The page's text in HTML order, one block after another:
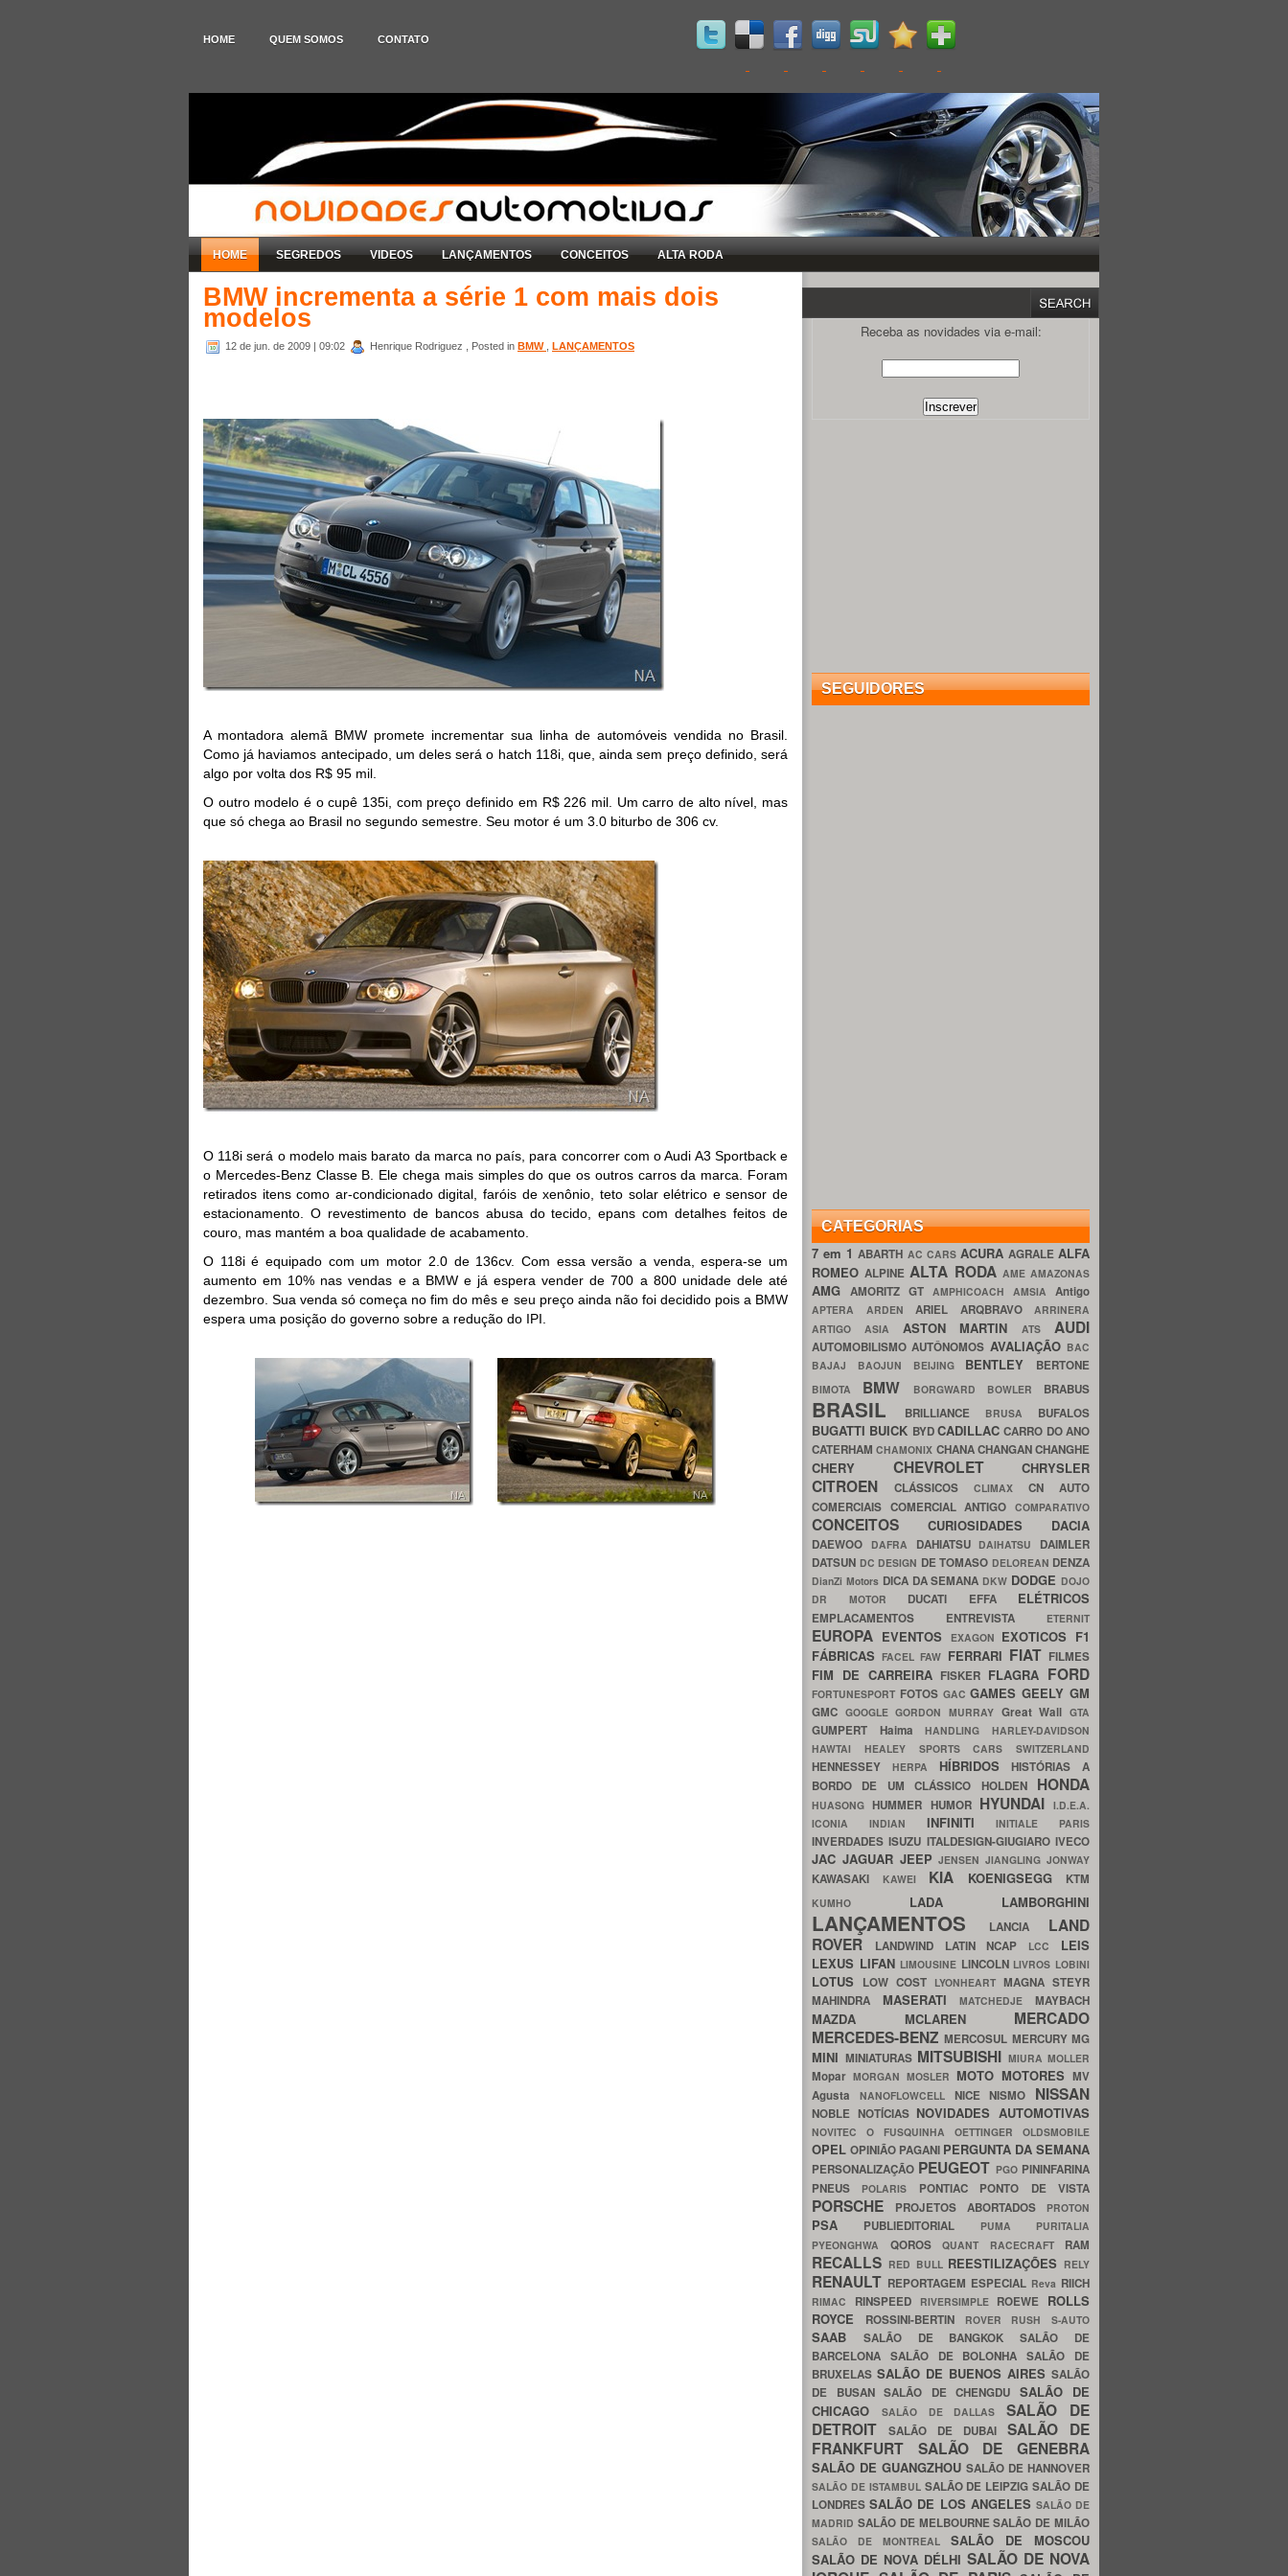
HOME QUEM SOMOS CONTATO
HOME SEGREDOS VIDEOS LANÇAMENTOS CONCEITOS ALTA RODA
BMW incrementa a série 1 com mais dois
modelos
12 de jun. de 2009 | 09:02 Henrique Rodriguez , Posted in BMW LANÇAMENTOS
A montadora alemã BMW promete incrementar sua linha de automóveis vendida no Brasil.
Como já haviamos antecipado, um deles será o hatch 118i, que, ainda sem preço definido, será
algo por volta dos R$ 95 mil.
O outro modelo é o cupê 135i, com preço definido em R$ 226 mil. Um carro de alto nível, mas
que só chega ao Brasil no segundo semestre. Seu motor é um 3.0 biturbo de 306 cv.
O 118i será o modelo mais barato da marca no país, para concorrer com o Audi A3 Sportback e
o Mercedes-Benz Classe B. Ele chega mais simples do que os outros carros da marca. Foram
retirados itens como ar-condicionado digital, faróis de xenônio, teto solar elétrico e sensor de
estacionamento. O revestimento de bancos abusa do tecido, epans com detalhes feitos de
couro, mas mantém a boa qualidade de acabamento.
O 118i é equipado com um motor 2.0 de 136cv. Com essa versão a venda, espera-se um
aumento em 10% nas vendas e a BMW e já espera vender de 700 a 800 unidade dele até
dezembro. Sua venda só começa no fim do mês e seu preço ainda não foi decidido pois a BMW
espera uma posição do governo sobre a redução do IPI.
Receba as novidades via e-mail:
SEGUIDORES
CATEGORIAS
7 em 1ABARTH AC CARS ACURA AGRALE ALFA
ROMEOALPINEALTA RODA AME AMAZONAS
AMG AMORITZ GT AMPHICOACH AMSIA Antigo
APTERA ARDEN ARIEL ARQBRAVO ARRINERA
ARTIGO ASIA ASTON MARTINATS AUDI
AUTOMOBILISMOAUTÔNOMOS AVALIAÇÃO BAC
BAJAJ BAOJUN BEIJING BENTLEY BERTONE
BIMOTA BMW BORGWARD BOWLER BRABUS
BRASIL BRILLIANCE BRUSA BUFALOS
BUGATTI BUICK BYDCADILLACCARRO DO ANO
CATERHAMCHAMONIX CHANACHANGANCHANGHE
CHERY CHEVROLET CHRYSLER
CITROEN CLÁSSICOS CLIMAX CN AUTO
COMERCIAIS COMERCIAL ANTIGOCOMPARATIVO
CONCEITOS CURIOSIDADES DACIA
DAEWOO DAFRA DAHIATSU DAIHATSU DAIMLER
DATSUN DC DESIGN DE TOMASO DELOREAN DENZA
DianZi Motors DICA DA SEMANA DKW DODGE DOJO
DR MOTOR DUCATI EFFA ELÉTRICOS
EMPLACAMENTOS ENTREVISTA ETERNIT
EUROPA EVENTOS EXAGON EXOTICOS F1
FÁBRICASFACELFAW FERRARI FIAT FILMES
FIM DE CARREIRA FISKER FLAGRA FORD
FORTUNESPORT FOTOS GACGAMESGEELYGM
GMC GOOGLEGORDON MURRAY Great WallGTA
GUMPERT HaimaHANDLINGHARLEY-DAVIDSON
HAWTAI HEALEY SPORTS CARS SWITZERLAND
HENNESSEY HERPA HÍBRIDOSHISTÓRIAS A
BORDO DE UM CLÁSSICO HOLDEN HONDA
HUASONGHUMMER HUMOR HYUNDAI I.D.E.A.
ICONIA INDIAN INFINITIINITIALE PARIS
INVERDADESISUZU ITALDESIGN-GIUGIAROIVECO
JAC JAGUAR JEEPJENSENJIANGLINGJONWAY
KAWASAKI KAWEI KIA KOENIGSEGG KTM
KUMHO LADA LAMBORGHINI
LANÇAMENTOS LANCIA LAND
ROVER
LANDWIND LATIN NCAP LCC LEIS
LEXUS LIFAN LIMOUSINE LINCOLN LIVROS LOBINI
LOTUS LOW COST LYONHEART MAGNA STEYR
MAHINDRA MASERATIMATCHEDJEMAYBACH
MAZDA MCLAREN MERCADO
MERCEDES-BENZMERCOSUL MERCURYMG
MINI MINIATURAS MITSUBISHI MIURA MOLLER
Mopar MORGAN MOSLER MOTO MOTORES MV
Agusta NANOFLOWCELL NICENISMO NISSAN
NOBLE NOTÍCIAS NOVIDADES AUTOMOTIVAS
NOVITEC O FUSQUINHA OETTINGER OLDSMOBILE
OPEL OPINIÃO PAGANI PERGUNTA DA SEMANA
PERSONALIZAÇÃO PEUGEOT PGO PININFARINA
PNEUS
POLARIS PONTIAC PONTO DE VISTA
PORSCHE PROJETOS ABORTADOS PROTON
PSA PUBLIEDITORIAL PUMA PURITALIA
PYEONGHWA QOROS QUANT RACECRAFT RAM
RECALLS RED BULL REESTILIZAÇÕES RELY
RENAULT REPORTAGEM ESPECIAL Reva RIICH
RIMAC RINSPEED RIVERSIMPLE ROEWE ROLLS
ROYCE
ROSSINI-BERTIN ROVER RUSH S-AUTO
SAAB SALÃO DE BANGKOKSALÃO DE
BARCELONA SALÃO DE BOLONHASALÃO DE
BRUXELAS SALÃO DE BUENOS AIRES SALÃO
DE BUSAN SALÃO DE CHENGDU SALÃO DE
CHICAGO
SALÃO DE DALLASSALÃO DE
DETROIT
SALÃO DE DUBAI SALÃO DE
FRANKFURT SALÃO DE GENEBRA
SALÃO DE GUANGZHOU SALÃO DE HANNOVER
SALÃO DE ISTAMBUL SALÃO DE LEIPZIGSALÃO DE
LONDRESSALÃO DE LOS ANGELES SALÃO DE
MADRID SALÃO DE MELBOURNESALÃO DE MILÃO
SALÃO DE MONTREAL SALÃO DE MOSCOU
SALÃO DE NOVA DÉLHI SALÃO DE NOVA